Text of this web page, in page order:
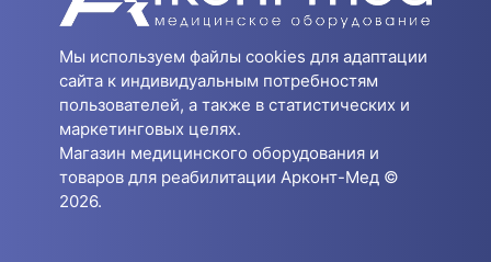
Мы используем файлы cookies для адаптации
сайта к индивидуальным потребностям
пользователей, а также в статистических и
маркетинговых целях.
Магазин медицинского оборудования и
товаров для реабилитации Арконт-Мед ©
2026.